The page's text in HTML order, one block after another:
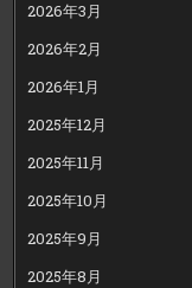
2026年3月
2026年2月
2026年1月
2025年12月
2025年11月
2025年10月
2025年9月
2025年8月